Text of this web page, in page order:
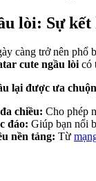
lòi: Sự
càng trở nên phổ
cute ngầu lòicó
lại được ưa
chiều: Cho phép
đáo: Giúp bạn nổi
nền tảng: Từ